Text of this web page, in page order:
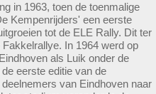
in 1963, toen de toenmalige
Kempenrijders' een eerste
tot de ELE Rally. Dit ter
In 1964 werd op
als Luik onder de
eerste editie van de
van Eindhoven naar